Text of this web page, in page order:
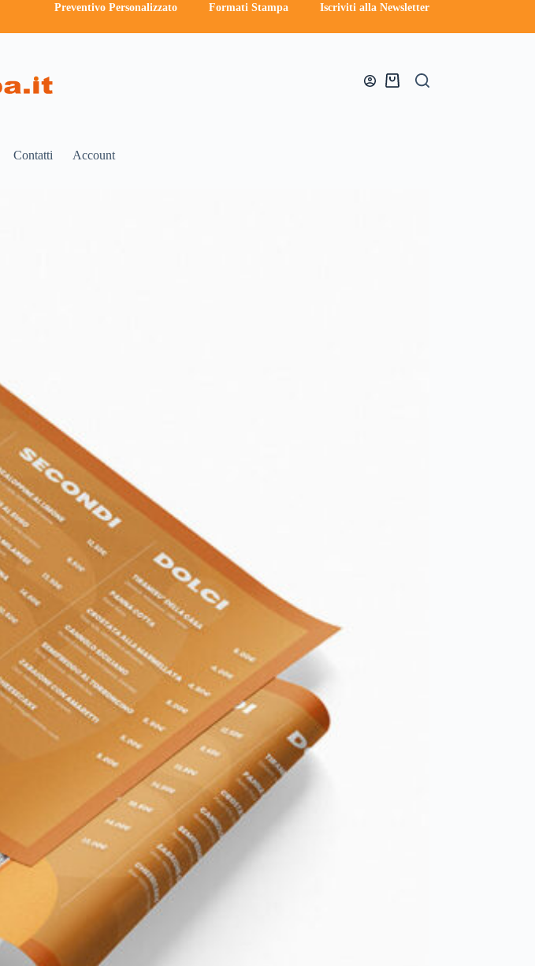
Preventivo Personalizzato Formati Stampa Iscriviti alla Newsletter
Contatti Account